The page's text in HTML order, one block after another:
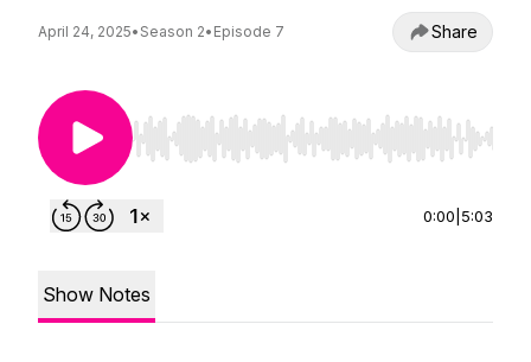
April 24, 2025• Season 2• Episode 7 Share
Use Left/Right to seek, Home/End to jump to
0:00 5:03
Show Notes